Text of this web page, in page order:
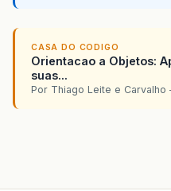
CASA DO CODIGO
Orientacao a Objetos:
suas...
Por Thiago Leite e